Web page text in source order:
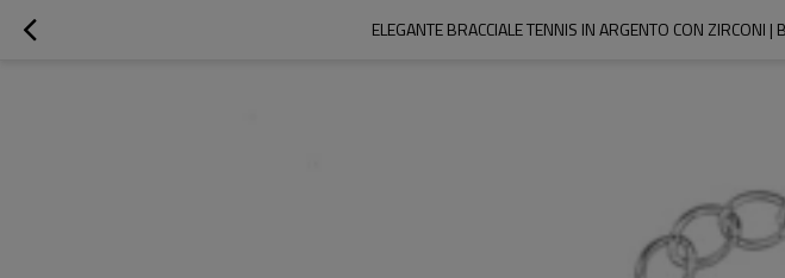
ELEGANTE BRACCIALE TENNIS IN ARGENTO CON ZIRCONI